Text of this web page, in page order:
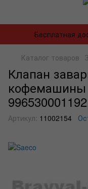
Бесплатная
Каталог товаров
Клапан
кофемашины
Артикул: 11002154